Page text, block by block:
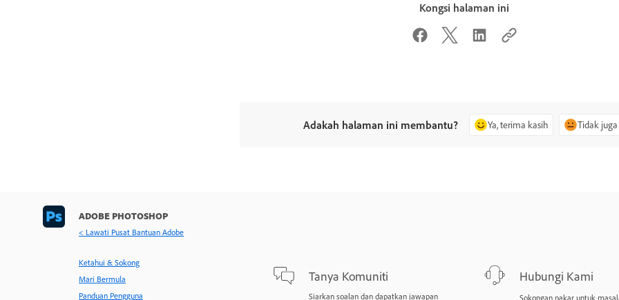
Kongsi halaman ini
Adakah halaman ini membantu? Ya, terima kasih Tidak juga
ADOBE PHOTOSHOP
< Lawati Pusat Bantuan Adobe
Ketahui & Sokong
Mari Bermula
Panduan Pengguna
Tanya Komuniti
Siarkan soalan dan dapatkan jawapan
Hubungi Kami
Sokongan pakar untuk